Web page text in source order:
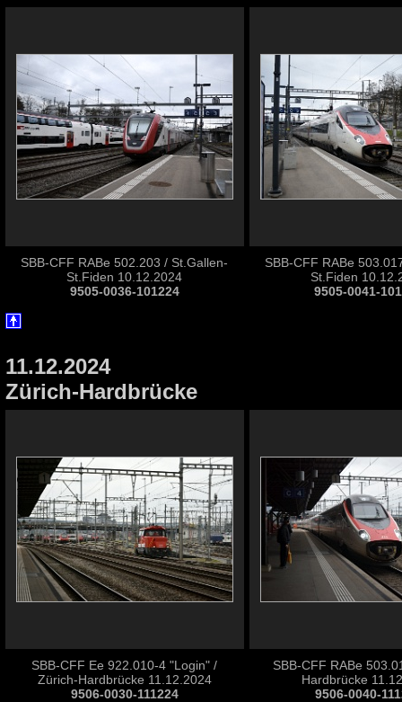
SBB-CFF RABe 502.203 / St.Gallen-
St.Fiden 10.12.2024
9505-0036-101224
SBB-CFF RABe
St.Fiden
9505-0041-
11.12.2024
Zürich-Hardbrücke
SBB-CFF Ee 922.010-4 "Login" /
Zürich-Hardbrücke 11.12.2024
9506-0030-111224
SBB-CFF RABe
Hardbrücke
9506-0040-